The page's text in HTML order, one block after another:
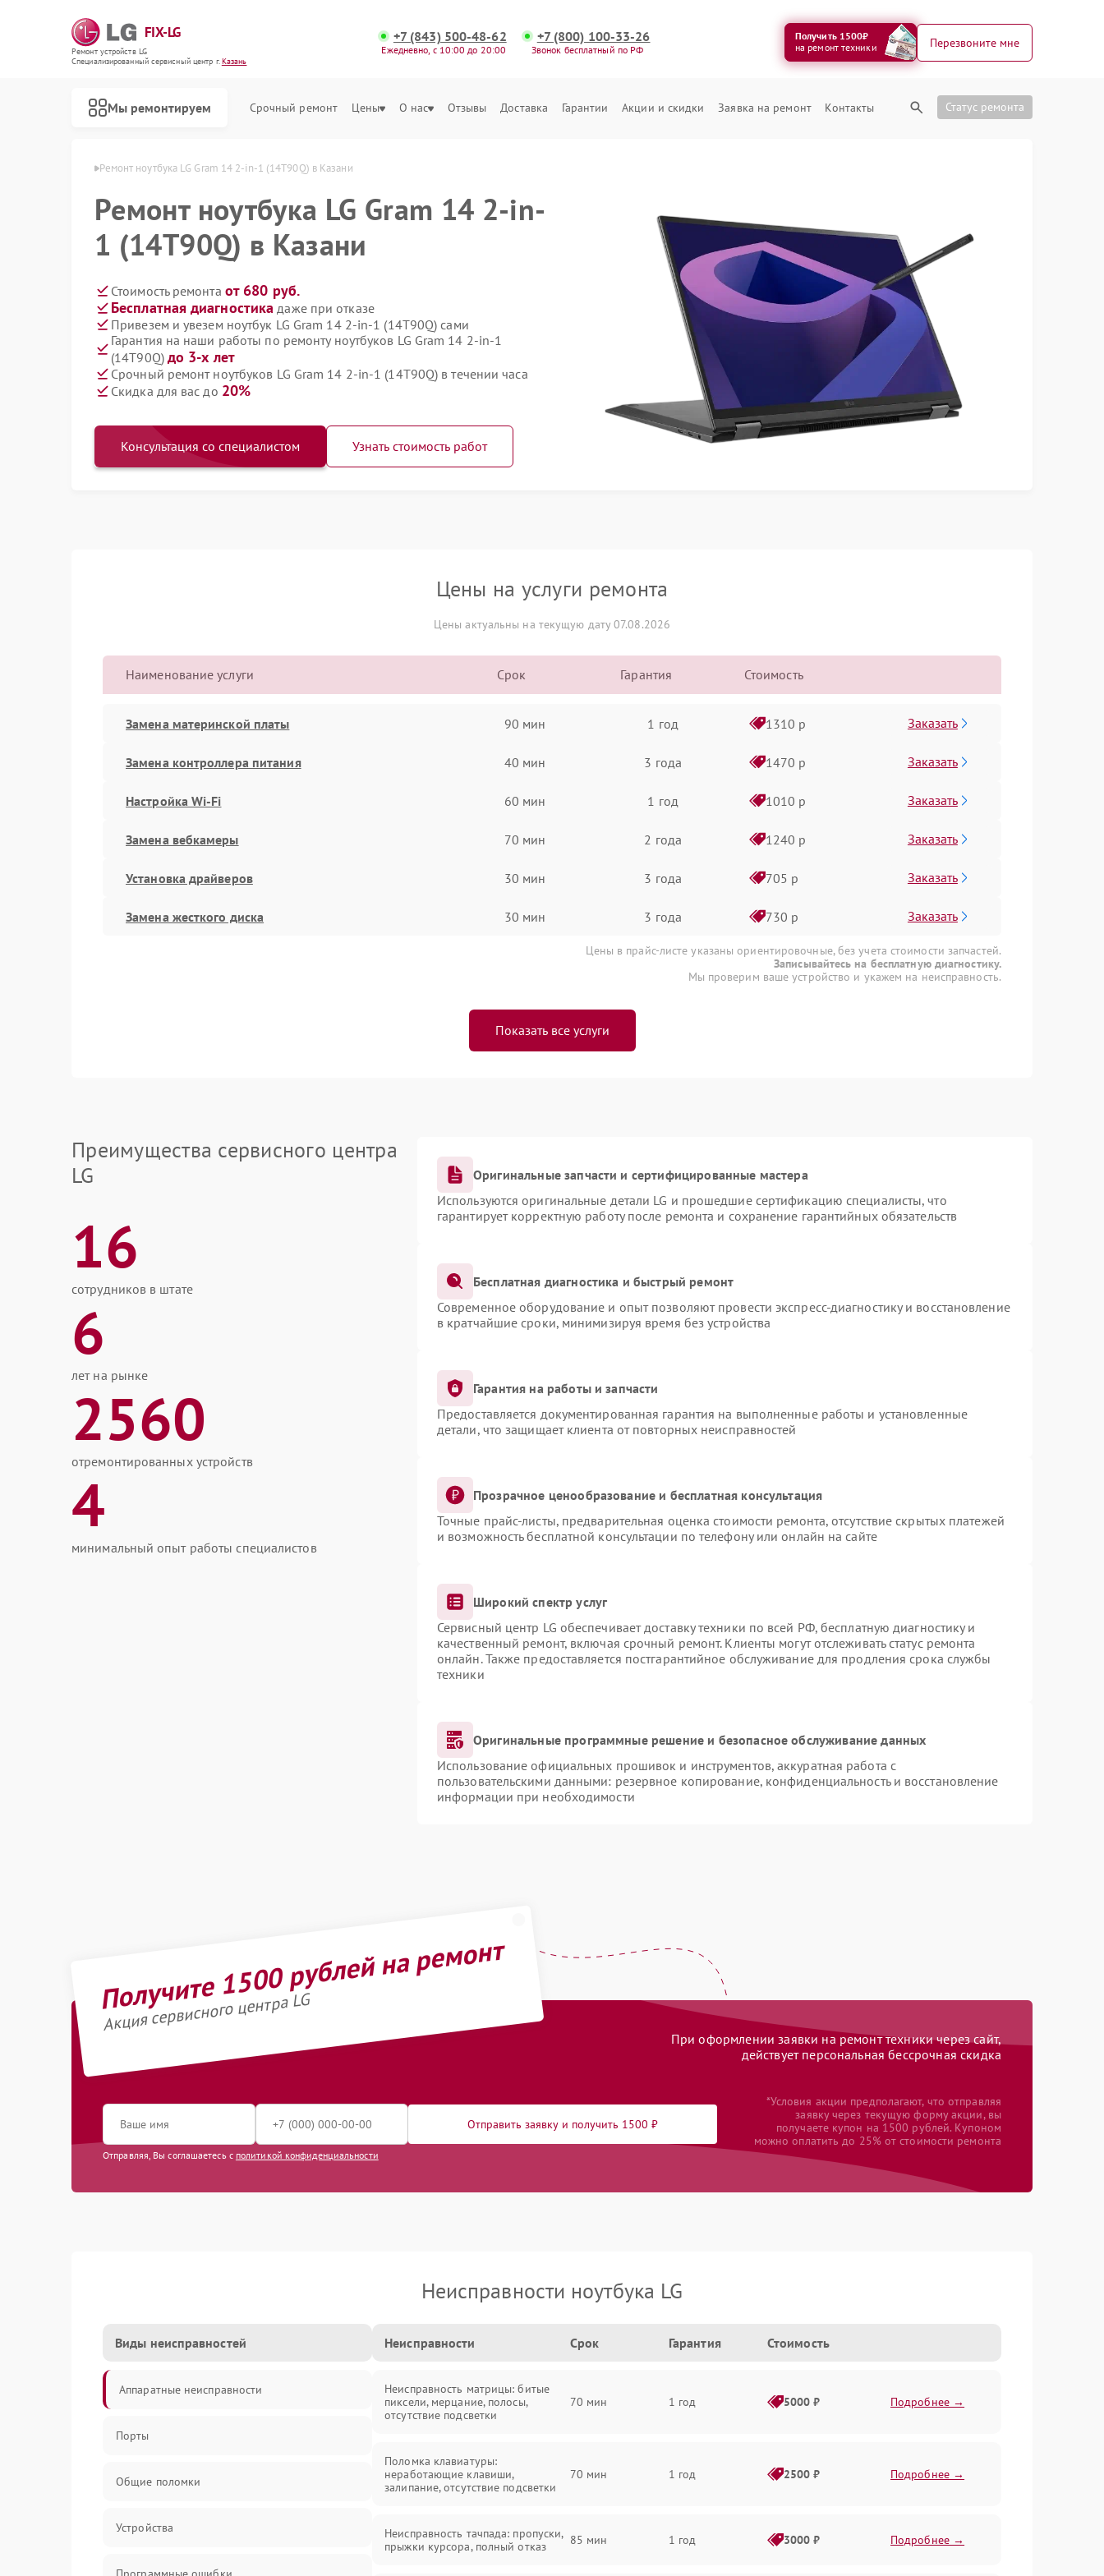
FIX-LG
Ремонт устройств LG
Специализированный cервисный центр г.Казань
+7 (843) 500-48-62
Ежедневно, с 10:00 до 20:00
+7 (800) 100-33-26
Звонок бесплатный по РФ
Получить 1500₽
на ремонт техники
Перезвоните мне
Мы ремонтируем Срочный ремонт Цены О нас Отзывы Доставка Гарантии Акции и скидки Заявка на ремонт Контакты Статус ремонта
Ремонт ноутбука LG Gram 14 2-in-1 (14T90Q) в Казани
Ремонт ноутбука LG Gram 14 2-in-
1 (14T90Q) в Казани
Стоимость ремонта от 680 руб.
Бесплатная диагностика даже при отказе
Привезем и увезем ноутбук LG Gram 14 2-in-1 (14T90Q) сами
Гарантия на наши работы по ремонту ноутбуков LG Gram 14 2-in-1
(14T90Q) до 3-х лет
Срочный ремонт ноутбуков LG Gram 14 2-in-1 (14T90Q) в течении часа
Скидка для вас до 20%
Консультация со специалистом Узнать стоимость работ
Цены на услуги ремонта
Цены актуальны на текущую дату 07.08.2026
Наименование услуги Срок Гарантия Стоимость
Замена материнской платы 90 мин 1 год 1310 р Заказать
Замена контроллера питания 40 мин 3 года 1470 р Заказать
Настройка Wi-Fi 60 мин 1 год 1010 р Заказать
Замена вебкамеры 70 мин 2 года 1240 р Заказать
Установка драйверов 30 мин 3 года 705 р Заказать
Замена жесткого диска 30 мин 3 года 730 р Заказать
Цены в прайс-листе указаны ориентировочные, без учета стоимости запчастей.
Записывайтесь на бесплатную диагностику.
Мы проверим ваше устройство и укажем на неисправность.
Показать все услуги
Преимущества сервисного центра
LG
16
сотрудников в штате
6
лет на рынке
2560
отремонтированных устройств
4
минимальный опыт работы специалистов
Оригинальные запчасти и сертифицированные мастера
Используются оригинальные детали LG и прошедшие сертификацию специалисты, что
гарантирует корректную работу после ремонта и сохранение гарантийных обязательств
Бесплатная диагностика и быстрый ремонт
Современное оборудование и опыт позволяют провести экспресс-диагностику и восстановление
в кратчайшие сроки, минимизируя время без устройства
Гарантия на работы и запчасти
Предоставляется документированная гарантия на выполненные работы и установленные
детали, что защищает клиента от повторных неисправностей
Прозрачное ценообразование и бесплатная консультация
Точные прайс-листы, предварительная оценка стоимости ремонта, отсутствие скрытых платежей
и возможность бесплатной консультации по телефону или онлайн на сайте
Широкий спектр услуг
Сервисный центр LG обеспечивает доставку техники по всей РФ, бесплатную диагностику и
качественный ремонт, включая срочный ремонт. Клиенты могут отслеживать статус ремонта
онлайн. Также предоставляется постгарантийное обслуживание для продления срока службы
техники
Оригинальные программные решение и безопасное обслуживание данных
Использование официальных прошивок и инструментов, аккуратная работа с
пользовательскими данными: резервное копирование, конфиденциальность и восстановление
информации при необходимости
Получите 1500 рублей на ремонт
Акция сервисного центра LG
При оформлении заявки на ремонт техники через сайт,
действует персональная бессрочная скидка
Отправить заявку и получить 1500 ₽
Отправляя, Вы соглашаетесь с политикой конфиденциальности
*Условия акции предполагают, что отправляя
заявку через текущую форму акции, вы
получаете купон на 1500 рублей. Купоном
можно оплатить до 25% от стоимости ремонта
Неисправности ноутбука LG
Виды неисправностей
Аппаратные неисправности
Порты
Общие поломки
Устройства
Неисправности Срок Гарантия Стоимость
Неисправность матрицы: битые
пиксели, мерцание, полосы,
отсутствие подсветки
70 мин 1 год 5000 ₽ Подробнее →
Поломка клавиатуры:
неработающие клавиши,
залипание, отсутствие подсветки
70 мин 1 год 2500 ₽ Подробнее →
Неисправность тачпада: пропуски,
прыжки курсора, полный отказ
85 мин 1 год 3000 ₽ Подробнее →